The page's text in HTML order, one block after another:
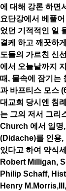
에 대해 강론 하면
요단강에서 베풀
었던 기적적인 일
결케 하고 깨끗하
도들의 가르친 신
에서 오늘날까지
때, 물속에 잠기는
과 바프티스 모스
대교회 당시엔 침
는 그의 저서 그
Church 에서 일명,
(Didache)를 인용,
있다고 하여 약식
Robert Milligan,
Philip Schaff,
Henry